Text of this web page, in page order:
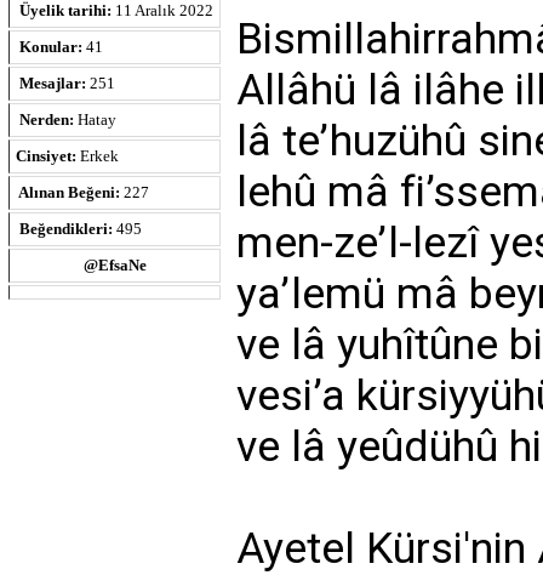
Üyelik tarihi: 11 Aralık 2022
Konular: 41
Mesajlar: 251
Nerden: Hatay
Cinsiyet: Erkek
Alınan Beğeni: 227
Beğendikleri: 495
@EfsaNe
Allâhü lâ ilâhe
lâ te’huzühû
lehû mâ
men-ze’l-lezî
ya’lemü mâ
ve lâ yuhîtûne
vesi’a
ve lâ yeûdühû
Ayetel Kürsi'nin